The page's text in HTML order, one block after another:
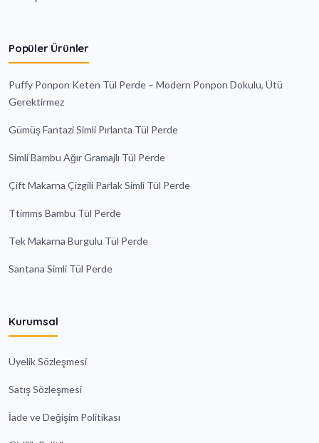
Popüler Ürünler
Puffy Ponpon Keten Tül Perde – Modern Ponpon Dokulu, Ütü
Gerektirmez
Gümüş Fantazi Simli Pırlanta Tül Perde
Simli Bambu Ağır Gramajlı Tül Perde
Çift Makarna Çizgili Parlak Simli Tül Perde
Ttimms Bambu Tül Perde
Tek Makarna Burgulu Tül Perde
Santana Simli Tül Perde
Kurumsal
Üyelik Sözleşmesi
Satış Sözleşmesi
İade ve Değişim Politikası